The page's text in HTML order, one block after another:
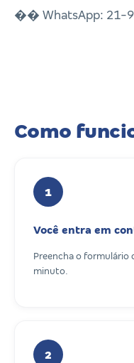
�� WhatsApp: 21-
Como
1
Você entra em
Preencha o formulário
minuto.
2